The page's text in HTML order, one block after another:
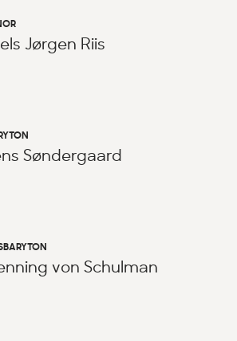
Jørgen Riis
Søndergaard
von Schulman